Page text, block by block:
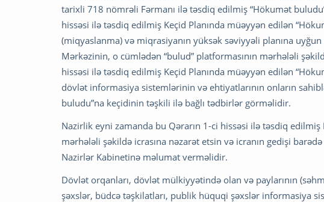
tarixli 718 nömrəli Fərmanı ilə təsdiq edilmiş “Hökumət
hissəsi ilə təsdiq edilmiş Keçid Planında müəyyən edilən
(miqyaslanma) və miqrasiyanın yüksək səviyyəli planına
Mərkəzinin, o cümlədən “bulud” platformasının mərhələli
hissəsi ilə təsdiq edilmiş Keçid Planında müəyyən edilən
dövlət informasiya sistemlərinin və ehtiyatlarının onların
buludu”na keçidinin təşkili ilə bağlı tədbirlər görməlidir.
Nazirlik eyni zamanda bu Qərarın 1-ci hissəsi ilə təsdiq
mərhələli şəkildə icrasına nəzarət etsin və icranın gedişi
Nazirlər Kabinetinə məlumat verməlidir.
Dövlət orqanları, dövlət mülkiyyətində olan və paylarının
şəxslər, büdcə təşkilatları, publik hüquqi şəxslər informasiya